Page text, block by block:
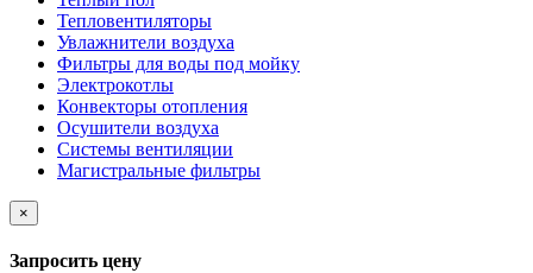
Тепловентиляторы
Увлажнители воздуха
Фильтры для воды под мойку
Электрокотлы
Конвекторы отопления
Осушители воздуха
Системы вентиляции
Магистральные фильтры
×
Запросить цену